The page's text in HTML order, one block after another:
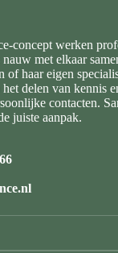
concept werken
met elkaar
of haar eigen
delen van kennis
contacten.
juiste aanpak.